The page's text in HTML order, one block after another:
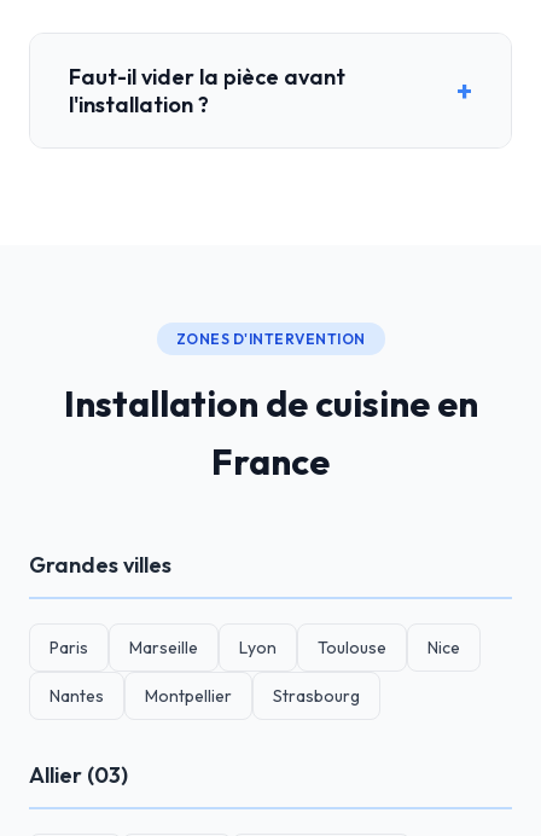
Faut-il vider la pièce avant
l'installation ?
+
ZONES D'INTERVENTION
Installation de cuisine en
France
Grandes villes
Paris Marseille Lyon Toulouse Nice
Nantes Montpellier Strasbourg
Allier (03)